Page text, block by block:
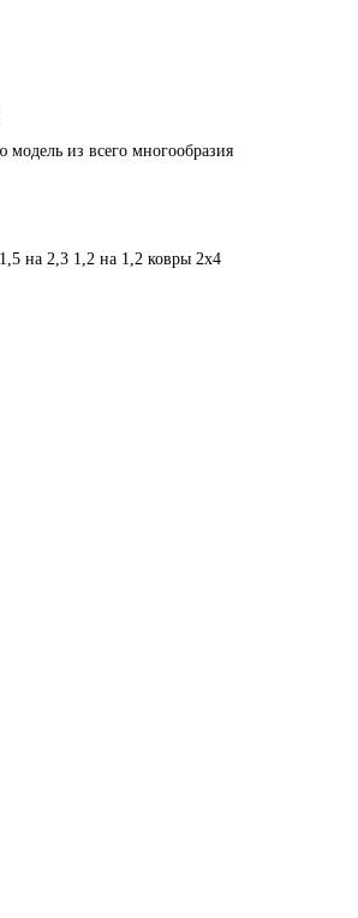
из всего многообразия
1,5 на 2,3 1,2 на 1,2 ковры 2х4